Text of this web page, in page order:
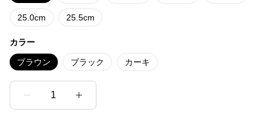
25.0cm 25.5cm
カラー
ブラウン ブラック カーキ
1